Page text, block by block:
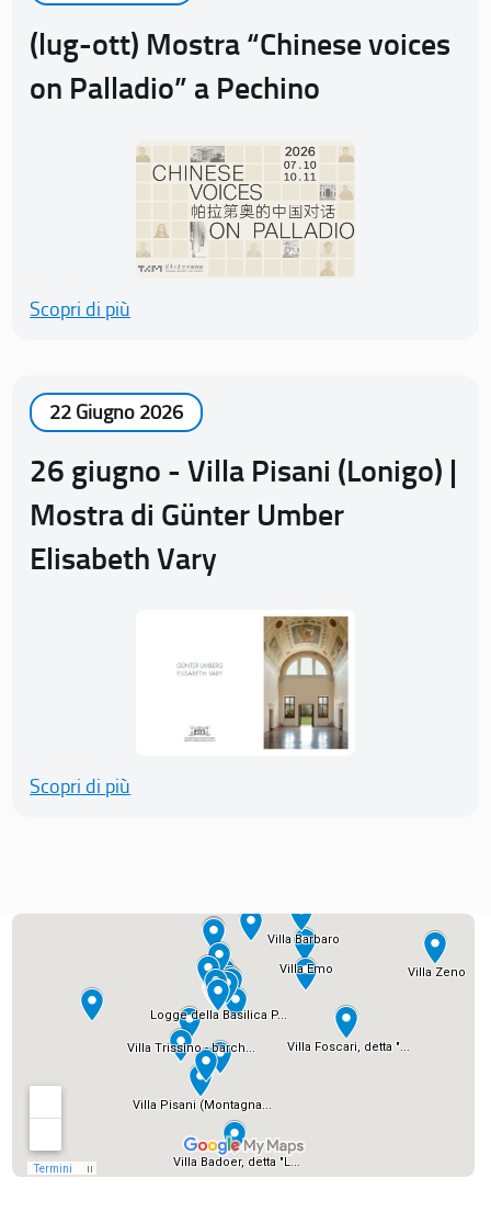
(lug-ott) Mostra “Chinese voices
on Palladio” a Pechino
Scopri di più
22 Giugno 2026
26 giugno - Villa Pisani (Lonigo) |
Mostra di Günter Umber
Elisabeth Vary
Scopri di più